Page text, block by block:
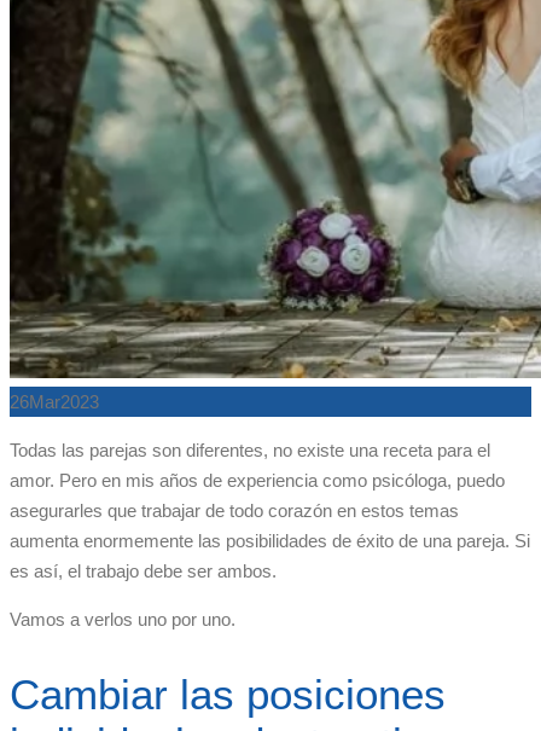
26Mar2023
Todas las parejas son diferentes, no existe una receta para el
amor. Pero en mis años de experiencia como psicóloga, puedo
asegurarles que trabajar de todo corazón en estos temas
aumenta enormemente las posibilidades de éxito de una pareja. Si
es así, el trabajo debe ser ambos.
Vamos a verlos uno por uno.
Cambiar las posiciones